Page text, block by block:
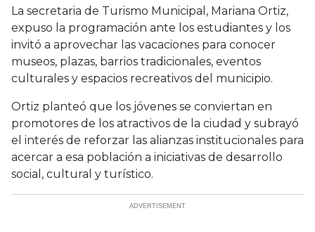
La secretaria de Turismo Municipal, Mariana Ortiz,
expuso la programación ante los estudiantes y los
invitó a aprovechar las vacaciones para conocer
museos, plazas, barrios tradicionales, eventos
culturales y espacios recreativos del municipio.
Ortiz planteó que los jóvenes se conviertan en
promotores de los atractivos de la ciudad y subrayó
el interés de reforzar las alianzas institucionales para
acercar a esa población a iniciativas de desarrollo
social, cultural y turístico.